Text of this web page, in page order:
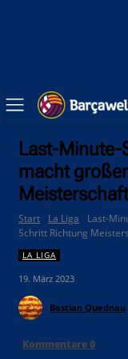
Last-Minute-
macht
Meisterschaft
Start La Liga
Last-
Schritt Richtung
LA LIGA
19. März 2023
Bastian Quednau
Kommentare0